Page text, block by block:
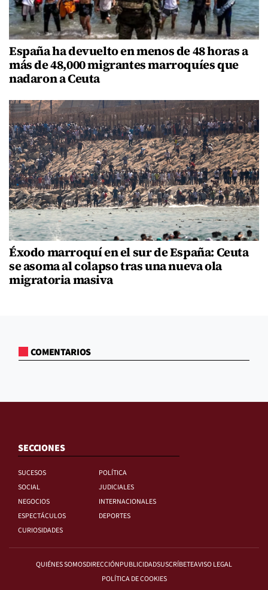
España ha devuelto en menos de 48 horas a
más de 48,000 migrantes marroquíes que
nadaron a Ceuta
Éxodo marroquí en el sur de España: Ceuta
se asoma al colapso tras una nueva ola
migratoria masiva
COMENTARIOS
SECCIONES
SUCESOS
POLÍTICA
SOCIAL
JUDICIALES
NEGOCIOS
INTERNACIONALES
ESPECTÁCULOS
DEPORTES
CURIOSIDADES
QUIÉNES SOMOSDIRECCIÓNPUBLICIDADSUSCRÍBETEAVISO LEGAL
POLÍTICA DE COOKIES